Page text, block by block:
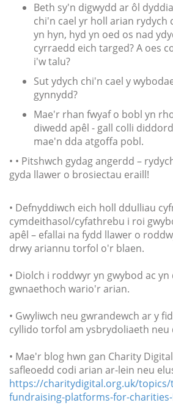
Beth sy'n digwydd ar ôl
chi'n cael yr holl arian rydych
yn hyn, hyd yn oed os nad
cyrraedd eich targed? A oes
i'w talu?
Sut ydych chi'n cael y
gynnydd?
Mae'r rhan fwyaf o bobl yn
diwedd apêl - gall colli
mae'n dda atgoffa pobl.
• • Pitshwch gydag angerdd –
gyda llawer o brosiectau eraill!
• Defnyddiwch eich holl ddulliau
cymdeithasol/cyfathrebu i roi
apêl – efallai na fydd llawer o
drwy ariannu torfol o'r blaen.
• Diolch i roddwyr yn gwybod ac
gwnaethoch wario'r arian.
• Gwyliwch neu gwrandewch ar y
cyllido torfol am ysbrydoliaeth neu
• Mae'r blog hwn gan Charity
safleoedd codi arian ar-lein neu
https://charitydigital.org.uk/
fundraising-platforms-for-